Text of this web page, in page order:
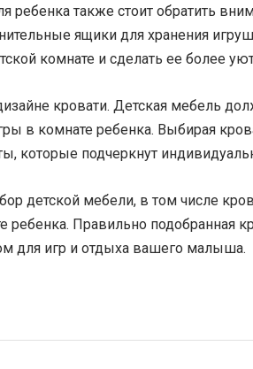
ребенка также стоит обратить
ящики для хранения
комнате и сделать ее более
кровати. Детская мебель
в комнате ребенка. Выбирая
которые подчеркнут
детской мебели, в том числе
ребенка. Правильно подобранная
для игр и отдыха вашего малыша.